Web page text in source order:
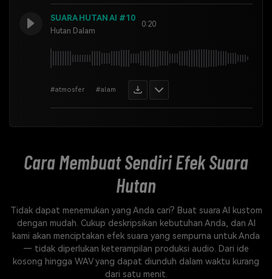
SUARA HUTAN AI #10
Hutan Dalam
0:20
#atmosfer #alam
Cara Membuat SendiriEfek Suara
Hutan
Tidak dapat menemukan yang Anda cari? Buat suara AI kustom
dengan mudah. Cukup deskripsikan kebutuhan Anda, dan AI
kami akan menciptakan efek suara yang sempurna untuk Anda
— tidak diperlukan keterampilan produksi audio. Dari ide
kosong hingga WAV yang dapat diunduh dalam waktu kurang
dari satu menit.